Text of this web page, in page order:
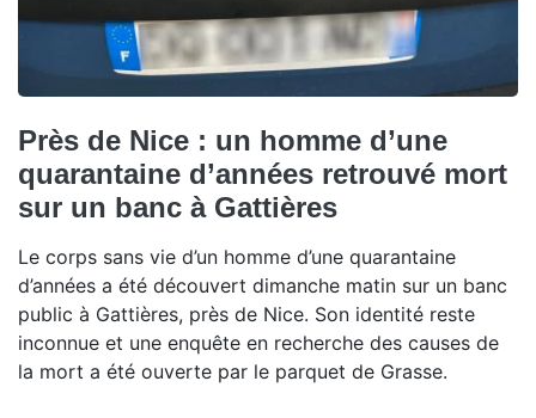
Près de Nice : un homme d’une
quarantaine d’années retrouvé mort
sur un banc à Gattières
Le corps sans vie d’un homme d’une quarantaine
d’années a été découvert dimanche matin sur un banc
public à Gattières, près de Nice. Son identité reste
inconnue et une enquête en recherche des causes de
la mort a été ouverte par le parquet de Grasse.